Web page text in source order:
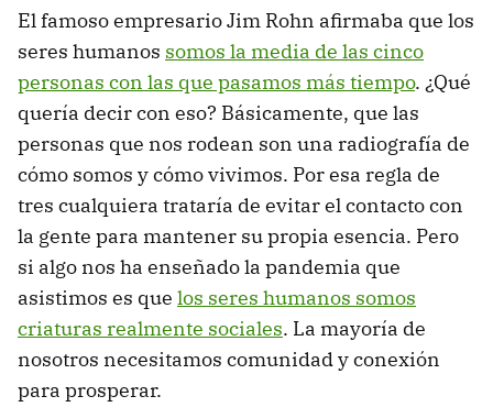
El famoso empresario Jim Rohn afirmaba que los
seres humanos somos la media de las cinco
personas con las que pasamos más tiempo. ¿Qué
quería decir con eso? Básicamente, que las
personas que nos rodean son una radiografía de
cómo somos y cómo vivimos. Por esa regla de
tres cualquiera trataría de evitar el contacto con
la gente para mantener su propia esencia. Pero
si algo nos ha enseñado la pandemia que
asistimos es que los seres humanos somos
criaturas realmente sociales. La mayoría de
nosotros necesitamos comunidad y conexión
para prosperar.